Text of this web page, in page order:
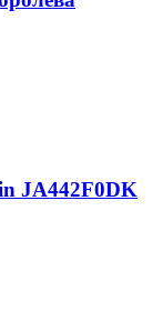
JA442F0DK